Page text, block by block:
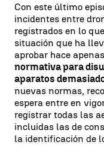
Con este último
incidentes entre
registrados en lo
situación que ha
aprobar hace
normativa para
aparatos
nuevas normas,
espera entre en
registrar todas las
incluidas las de
la identificación de